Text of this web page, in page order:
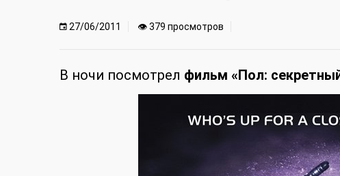
27/06/2011 👁 379 просмотров
В ночи посмотрел фильм «Пол: